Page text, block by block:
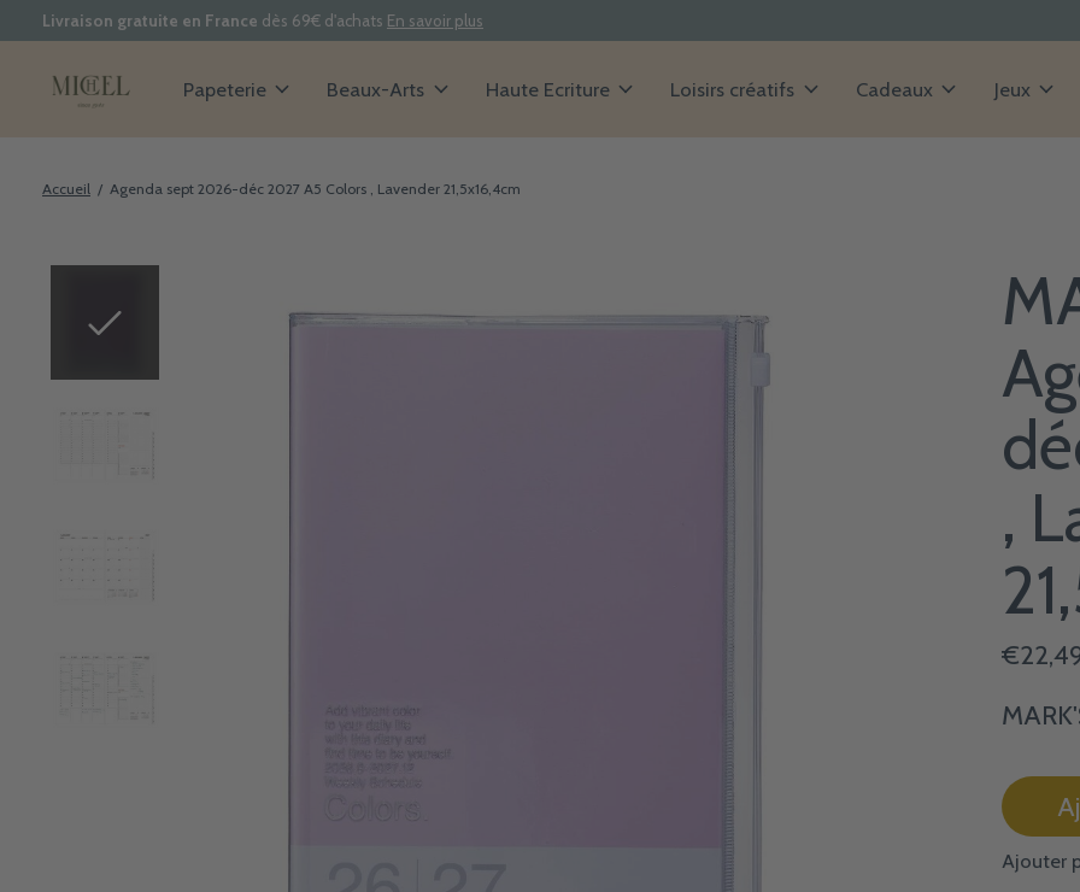
Livraison gratuite en France dès 69€ d'achats En savoir plus
Papeterie Beaux-Arts Haute Ecriture Loisirs créatifs Cadeaux Jeux
Accueil / Agenda sept 2026-déc 2027 A5 Colors , Lavender 21,5x16,4cm
,
Ajouter